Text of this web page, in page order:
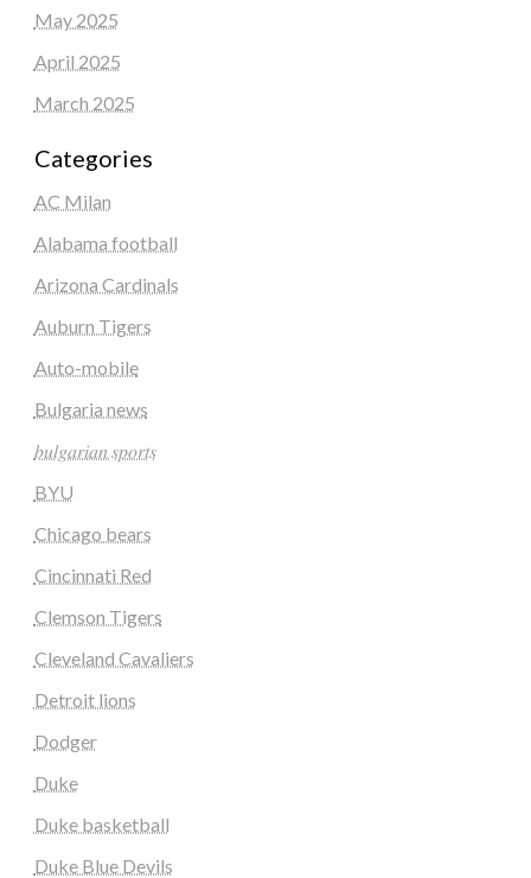
May 2025
April 2025
March 2025
Categories
AC Milan
Alabama football
Arizona Cardinals
Auburn Tigers
Auto-mobile
Bulgaria news
𝑏𝑢𝑙𝑔𝑎𝑟𝑖𝑎𝑛 𝑠𝑝𝑜𝑟𝑡𝑠
BYU
Chicago bears
Cincinnati Red
Clemson Tigers
Cleveland Cavaliers
Detroit lions
Dodger
Duke
Duke basketball
Duke Blue Devils